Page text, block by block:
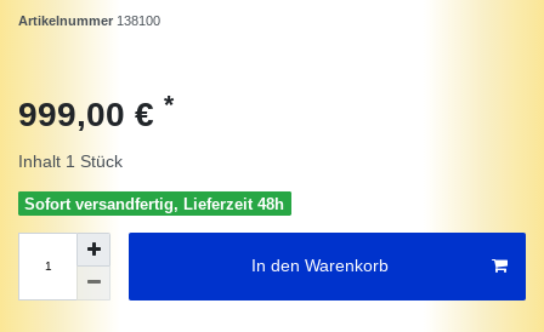
Artikelnummer 138100
999,00 € *
Inhalt 1 Stück
Sofort versandfertig, Lieferzeit 48h
In den Warenkorb